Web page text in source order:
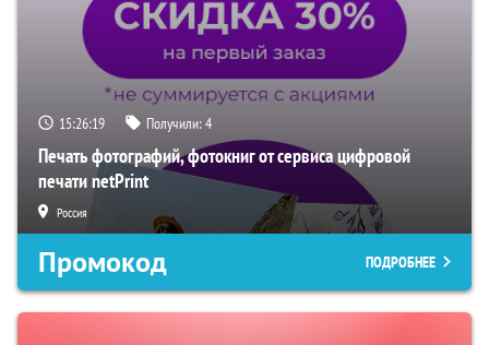
15:26:18 Получили:4
Печать фотографий, фотокниг от сервиса цифровой
печати netPrint
Россия
Промокод ПОДРОБНЕЕ